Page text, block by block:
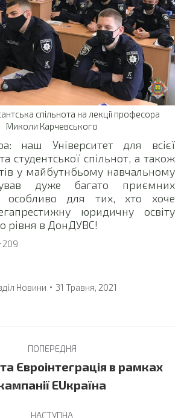
спільнота на лекції професора
Миколи Карчевського
наш Університет для всієї
студентської спільнот, а також
у майбутнбьому навчальному
дуже багато приємних
особливо для тих, хто хоче
юридичну освіту
рівня в ДонДУВС!
209
Новини 31 Травня, 2021
ПОПЕРЕДНЯ
Previous
post:
Євроінтеграція в рамках
EUкраїна
НАСТУПНА